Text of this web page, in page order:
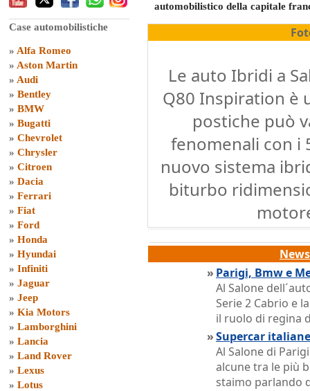
Case automobilistiche
» Alfa Romeo
» Aston Martin
» Audi
» Bentley
» BMW
» Bugatti
» Chevrolet
» Chrysler
» Citroen
» Dacia
» Ferrari
» Fiat
» Ford
» Honda
» Hyundai
» Infiniti
» Jaguar
» Jeep
» Kia Motors
» Lamborghini
» Lancia
» Land Rover
» Lexus
» Lotus
automobilistico della capitale
Le auto Ibridi a
Q80 Inspiration è
postiche può
fenomenali con i
nuovo sistema
biturbo
» Parigi, Bmw e
Al Salone
Serie 2 Cabrio e
il ruolo di regina
»Supercar
Al Salone di
alcune tra le più
staimo parlando